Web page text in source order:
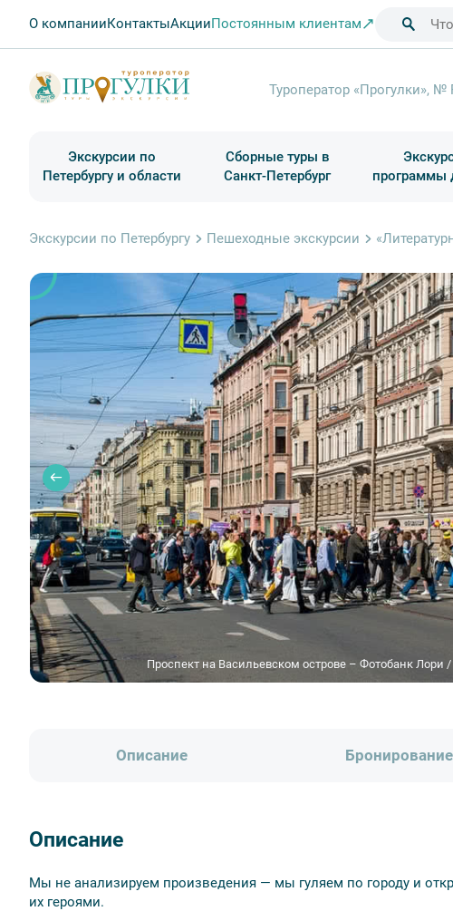
О компанииКонтактыАкцииПостоянным клиентам
Туроператор «Прогулки», №
Экскурсии по
Петербургу и области
Сборные туры в
Санкт-Петербург
программы
Экскурсии по Петербургу Пешеходные экскурсии
Проспект на Васильевском острове – Фотобанк Лори
Описание Бронирование
Описание
Мы не анализируем произведения — мы гуляем по городу и
их героями.